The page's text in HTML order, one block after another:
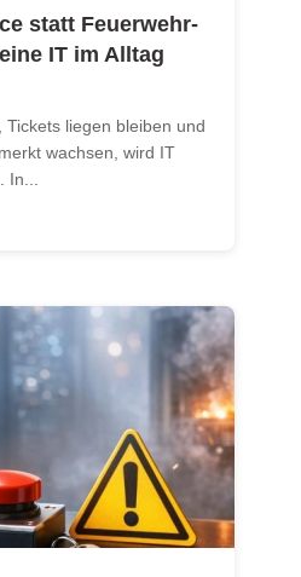
statt Feuerwehr-
IT im Alltag
liegen bleiben und
wachsen, wird IT